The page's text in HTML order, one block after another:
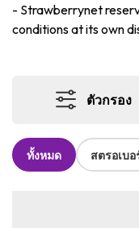
- Strawberrynet
conditions at its own
ตัวกรอง
ทั้งหมด สตรอเบ